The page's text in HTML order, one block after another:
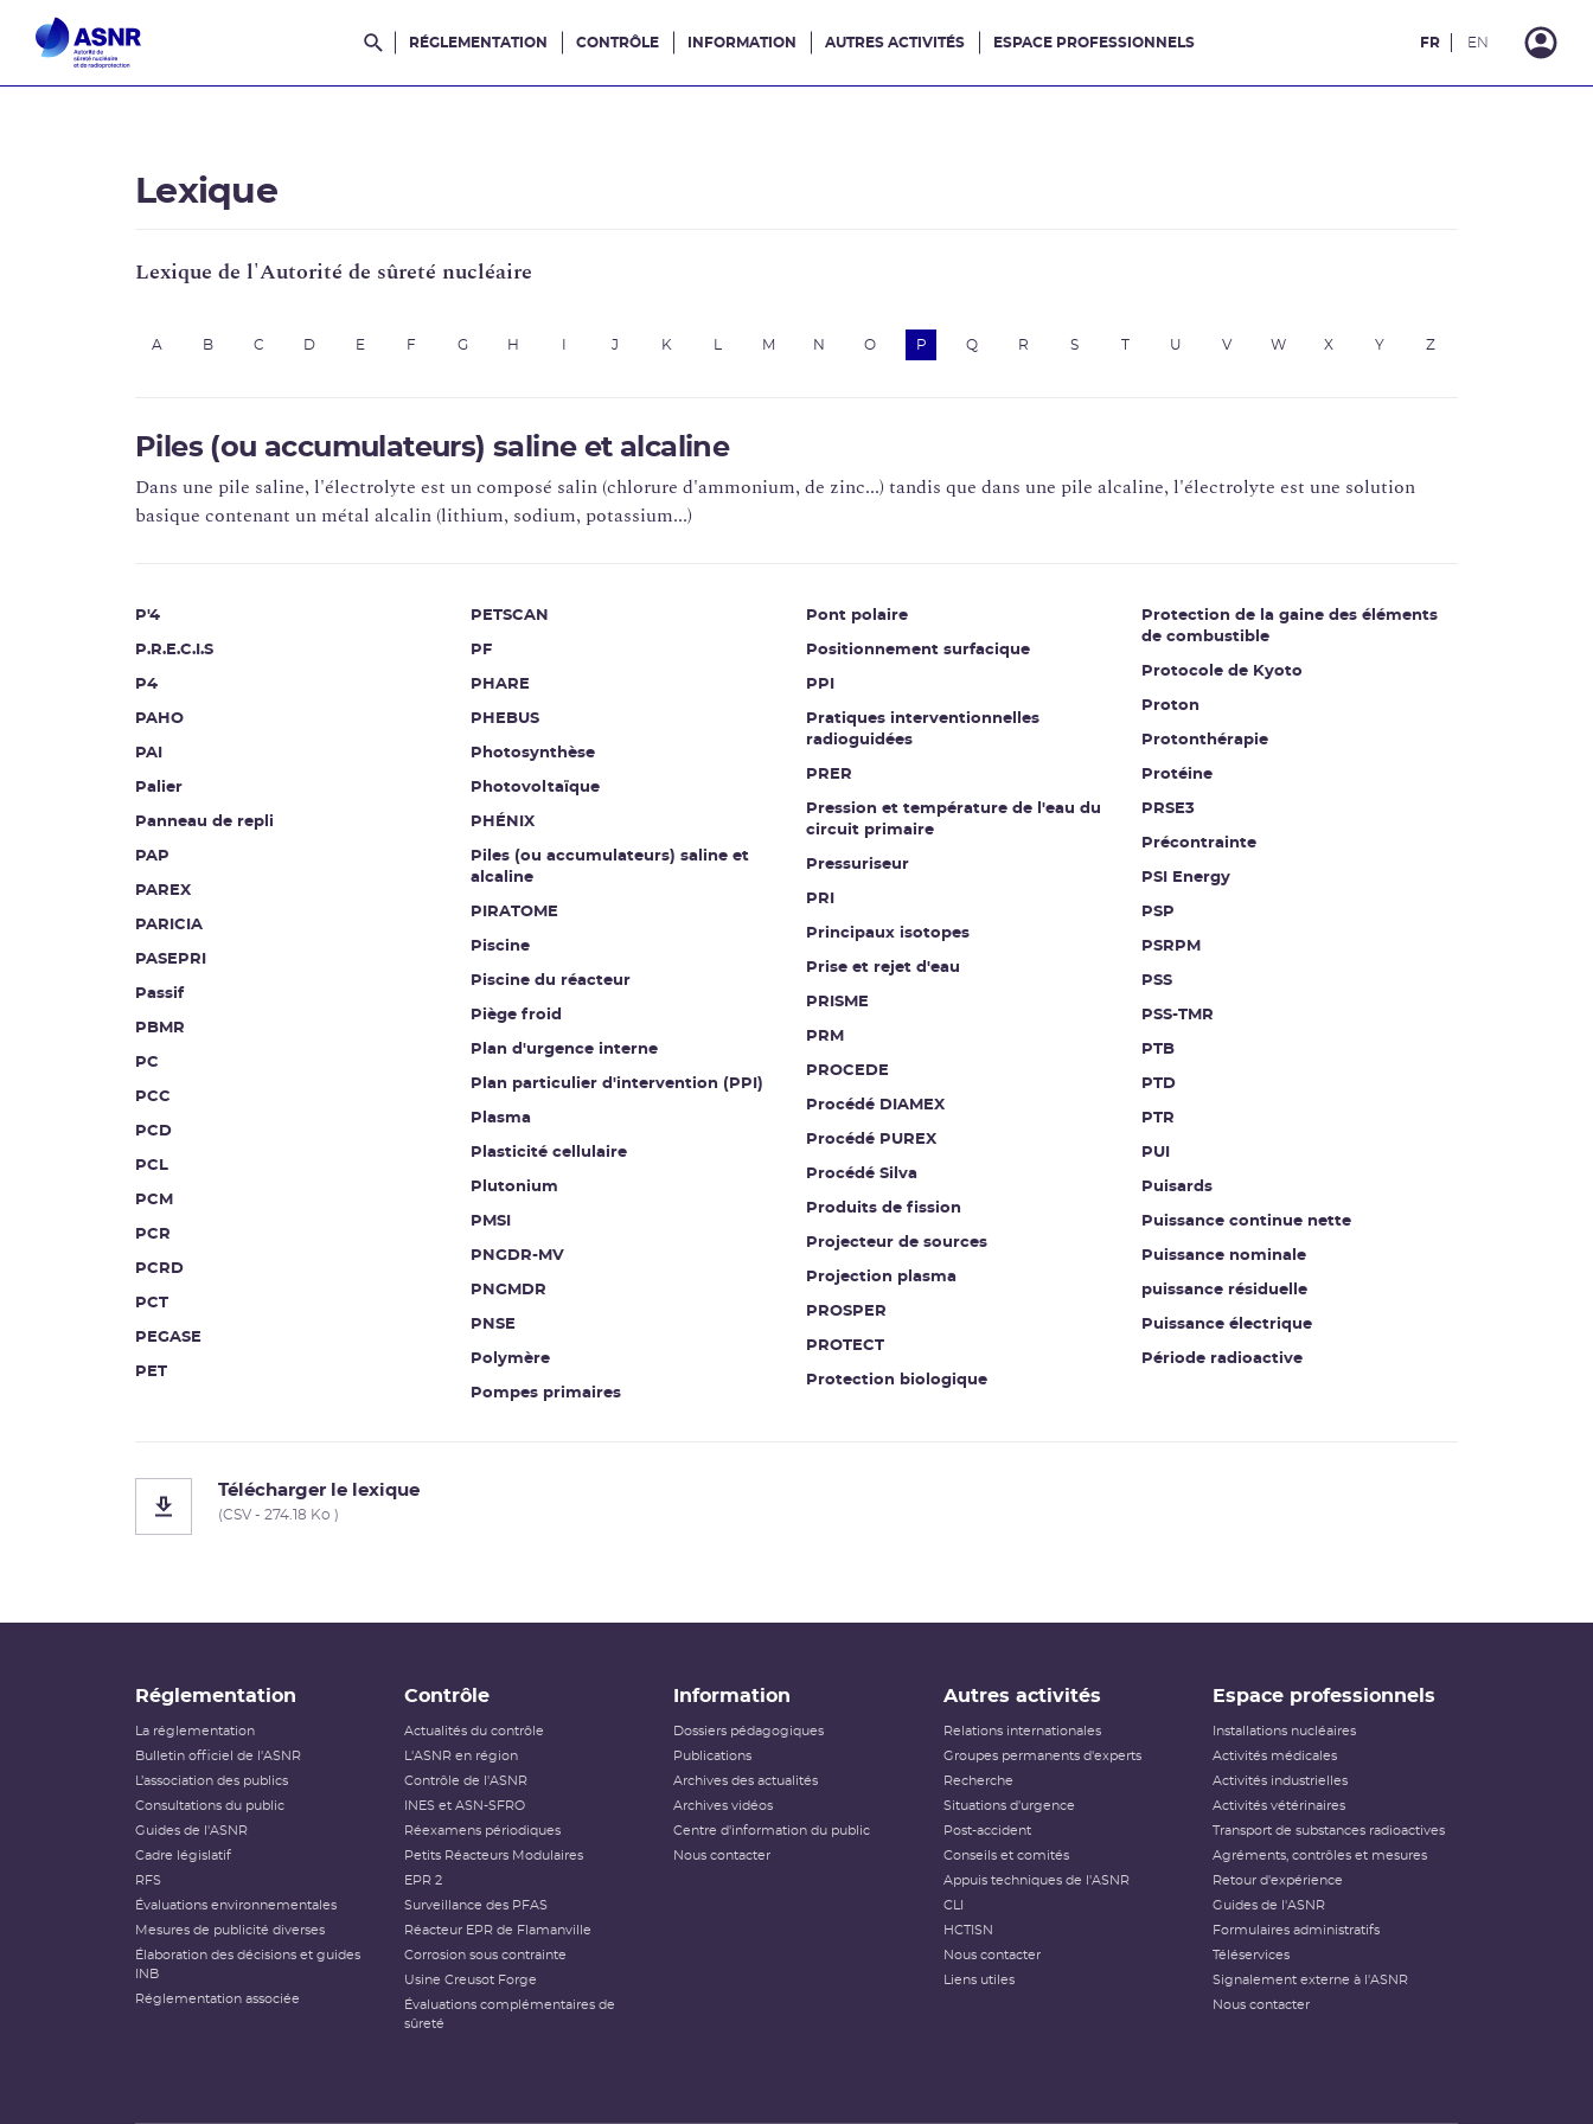
Rechercher dans le site
RÉGLEMENTATION CONTRÔLE INFORMATION AUTRES ACTIVITÉS ESPACE PROFESSIONNELS FR EN
Lexique
Lexique de l'Autorité de sûreté nucléaire
A B C D E F G H J K M N O P Q R S T U V W X Y Z
Piles (ou accumulateurs) saline et alcaline
Dans une pile saline, l'électrolyte est un composé salin (chlorure d'ammonium, de zinc...) tandis que dans une pile alcaline, l'électrolyte est une solution
basique contenant un métal alcalin (lithium, sodium, potassium...)
P'4
P.R.E.C.I.S
P4
PAHO
PAI
Palier
Panneau de repli
PAP
PAREX
PARICIA
PASEPRI
Passif
PBMR
PC
PCC
PCD
PCL
PCM
PCR
PCRD
PCT
PEGASE
PET
PETSCAN
PF
PHARE
PHEBUS
Photosynthèse
Photovoltaïque
PHÉNIX
Piles (ou accumulateurs) saline et
alcaline
PIRATOME
Piscine
Piscine du réacteur
Piège froid
Plan d'urgence interne
Plan particulier d'intervention (PPI)
Plasma
Plasticité cellulaire
Plutonium
PMSI
PNGDR-MV
PNGMDR
PNSE
Polymère
Pompes primaires
Pont polaire
Positionnement surfacique
PPI
Pratiques interventionnelles
radioguidées
PRER
Pression et température de l'eau du
circuit primaire
Pressuriseur
PRI
Principaux isotopes
Prise et rejet d'eau
PRISME
PRM
PROCEDE
Procédé DIAMEX
Procédé PUREX
Procédé Silva
Produits de fission
Projecteur de sources
Projection plasma
PROSPER
PROTECT
Protection biologique
Protection de la gaine des éléments
de combustible
Protocole de Kyoto
Proton
Protonthérapie
Protéine
PRSE3
Précontrainte
PSI Energy
PSP
PSRPM
PSS
PSS-TMR
PTB
PTD
PTR
PUI
Puisards
Puissance continue nette
Puissance nominale
puissance résiduelle
Puissance électrique
Période radioactive
Télécharger le lexique
(CSV - 274.18 Ko )
Réglementation
La réglementation
Bulletin officiel de l'ASNR
L’association des publics
Consultations du public
Guides de l'ASNR
Cadre législatif
RFS
Évaluations environnementales
Mesures de publicité diverses
Élaboration des décisions et guides
INB
Réglementation associée
Contrôle
Actualités du contrôle
L'ASNR en région
Contrôle de l'ASNR
INES et ASN-SFRO
Réexamens périodiques
Petits Réacteurs Modulaires
EPR 2
Surveillance des PFAS
Réacteur EPR de Flamanville
Corrosion sous contrainte
Usine Creusot Forge
Évaluations complémentaires de
sûreté
Information
Dossiers pédagogiques
Publications
Archives des actualités
Archives vidéos
Centre d'information du public
Nous contacter
Autres activités
Relations internationales
Groupes permanents d'experts
Recherche
Situations d'urgence
Post-accident
Conseils et comités
Appuis techniques de l'ASNR
CLI
HCTISN
Nous contacter
Liens utiles
Espace professionnels
Installations nucléaires
Activités médicales
Activités industrielles
Activités vétérinaires
Transport de substances radioactives
Agréments, contrôles et mesures
Retour d'expérience
Guides de l'ASNR
Formulaires administratifs
Téléservices
Signalement externe à l'ASNR
Nous contacter